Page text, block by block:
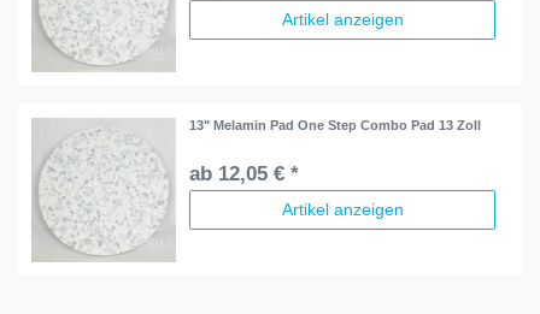
Artikel anzeigen
13" Melamin Pad One Step Combo Pad 13 Zoll
ab 12,05 € *
Artikel anzeigen